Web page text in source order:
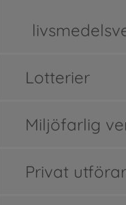
Lotterier
Miljöfarlig
Privat